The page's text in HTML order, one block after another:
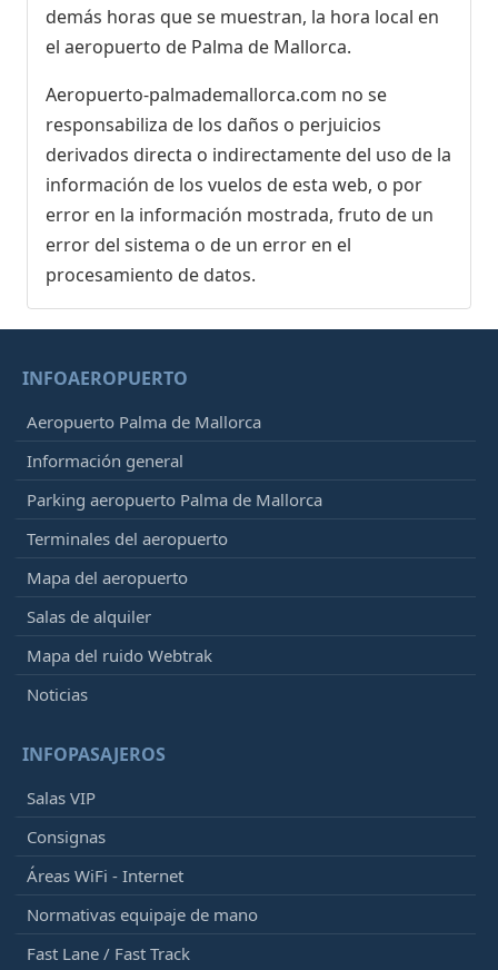
demás horas que se muestran, la hora local en
el aeropuerto de Palma de Mallorca.
Aeropuerto-palmademallorca.com no se
responsabiliza de los daños o perjuicios
derivados directa o indirectamente del uso de la
información de los vuelos de esta web, o por
error en la información mostrada, fruto de un
error del sistema o de un error en el
procesamiento de datos.
INFOAEROPUERTO
Aeropuerto Palma de Mallorca
Información general
Parking aeropuerto Palma de Mallorca
Terminales del aeropuerto
Mapa del aeropuerto
Salas de alquiler
Mapa del ruido Webtrak
Noticias
INFOPASAJEROS
Salas VIP
Consignas
Áreas WiFi - Internet
Normativas equipaje de mano
Fast Lane / Fast Track